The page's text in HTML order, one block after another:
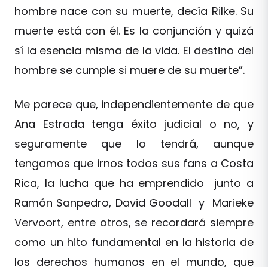
hombre nace con su muerte, decía Rilke. Su
muerte está con él. Es la conjunción y quizá
sí la esencia misma de la vida. El destino del
hombre se cumple si muere de su muerte”.
Me parece que, independientemente de que
Ana Estrada tenga éxito judicial o no, y
seguramente que lo tendrá, aunque
tengamos que irnos todos sus fans a Costa
Rica, la lucha que ha emprendido junto a
Ramón Sanpedro, David Goodall y Marieke
Vervoort, entre otros, se recordará siempre
como un hito fundamental en la historia de
los derechos humanos en el mundo, que